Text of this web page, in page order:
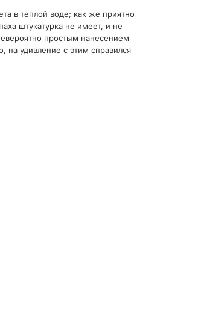
в теплой воде; как же приятно
штукатурка не имеет, и не
простым нанесением
на удивление с этим справился